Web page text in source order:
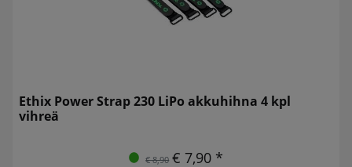
Ethix Power Strap 230 LiPo akkuhihna 4 kpl
vihreä
€ 8,90 € 7,90 *